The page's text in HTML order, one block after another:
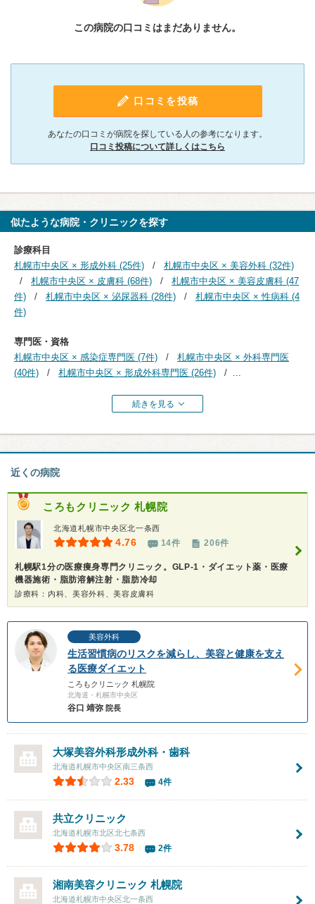
この病院の口コミはまだありません。
口コミを投稿
あなたの口コミが病院を探している人の参考になります。
口コミ投稿について詳しくはこちら
似たような病院・クリニックを探す
診療科目
札幌市中央区 × 形成外科 (25件)
札幌市中央区 × 美容外科 (32件)
札幌市中央区 × 皮膚科 (68件)
札幌市中央区 × 美容皮膚科 (47
件)
札幌市中央区 × 泌尿器科 (28件)
札幌市中央区 × 性病科 (4
件)
専門医・資格
札幌市中央区 × 感染症専門医 (7件)
札幌市中央区 × 外科専門医
(40件)
札幌市中央区 × 形成外科専門医 (26件) ...
続きを見る
近くの病院
ころもクリニック 札幌院
北海道札幌市中央区北一条西
4.76 14件 206件
札幌駅1分の医療痩身専門クリニック。GLP-1・ダイエット薬・医療
機器施術・脂肪溶解注射・脂肪冷却
診療科：内科、美容外科、美容皮膚科
美容外科
生活習慣病のリスクを減らし、美容と健康を支え
る医療ダイエット
ころもクリニック 札幌院
北海道・札幌市中央区
谷口 靖弥 院長
大塚美容外科形成外科・歯科
北海道札幌市中央区南三条西
2.33 4件
共立クリニック
北海道札幌市北区北七条西
3.78 2件
湘南美容クリニック 札幌院
北海道札幌市中央区北一条西